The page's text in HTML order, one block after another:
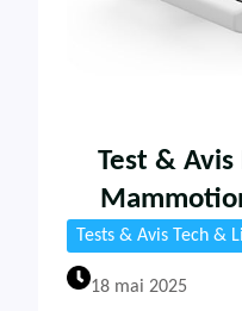
Test &
Tests & Avis Tech &
18 mai 2025